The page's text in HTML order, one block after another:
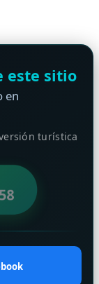
este sitio
en
turística